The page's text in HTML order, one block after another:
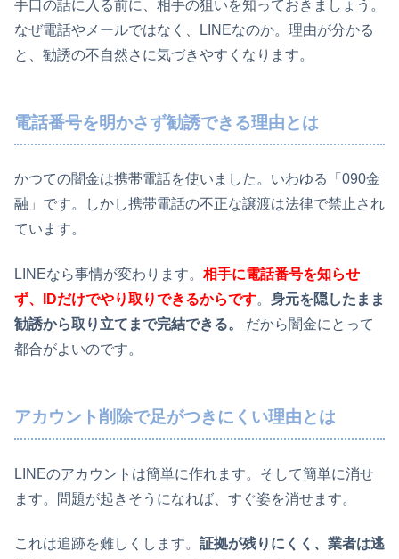
手口の話に入る前に、相手の狙いを知っておきましょう。
なぜ電話やメールではなく、LINEなのか。理由が分かる
と、勧誘の不自然さに気づきやすくなります。
電話番号を明かさず勧誘できる理由とは
かつての闇金は携帯電話を使いました。いわゆる「090金
融」です。しかし携帯電話の不正な譲渡は法律で禁止され
ています。
LINEなら事情が変わります。 相手に電話番号を知らせ
ず、IDだけでやり取りできるからです。 身元を隠したまま
勧誘から取り立てまで完結できる。
だから闇金にとって
都合がよいのです。
アカウント削除で足がつきにくい理由とは
LINEのアカウントは簡単に作れます。そして簡単に消せ
ます。問題が起きそうになれば、すぐ姿を消せます。
これは追跡を難しくします。 証拠が残りにくく、業者は逃